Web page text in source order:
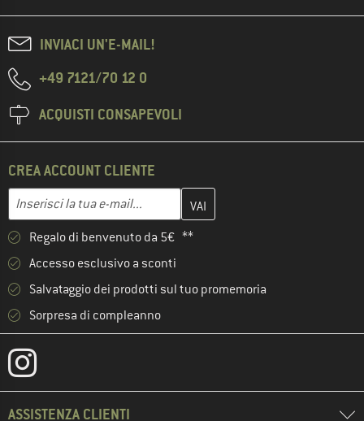
INVIACI UN'E-MAIL!
+49 7121/70 12 0
ACQUISTI CONSAPEVOLI
CREA ACCOUNT CLIENTE
Indirizzo e-mail
Inserisci qui il tuo indirizzo e-mail e crea il tuo account cliente
Regalo di benvenuto da 5€ **
Accesso esclusivo a sconti
Salvataggio dei prodotti sul tuo promemoria
Sorpresa di compleanno
ASSISTENZA CLIENTI